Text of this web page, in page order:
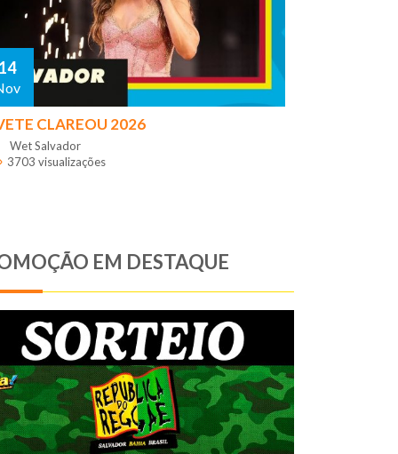
CLAREOU 2026
Wet Salvador
3703 visualizações
EM DESTAQUE